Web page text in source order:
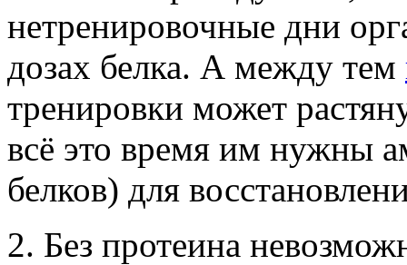
нетренировочные дни
дозах белка. А между тем
тренировки может
всё это время им нужны
белков) для
2. Без протеина